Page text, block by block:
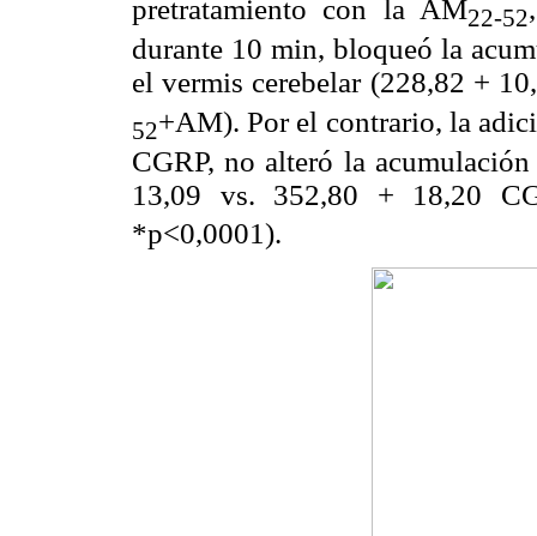
pretratamiento con la AM22-52
durante 10 min, bloqueó la
el vermis cerebelar (228,82 +
52+AM). Por el contrario, la
CGRP, no alteró la
13,09 vs. 352,80 + 18,20
*p<0,0001).